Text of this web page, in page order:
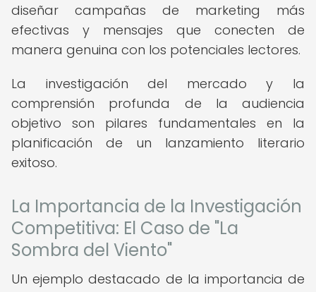
diseñar campañas de marketing más
efectivas y mensajes que conecten de
manera genuina con los potenciales lectores.
La investigación del mercado y la
comprensión profunda de la audiencia
objetivo son pilares fundamentales en la
planificación de un lanzamiento literario
exitoso.
La Importancia de la Investigación
Competitiva: El Caso de "La
Sombra del Viento"
Un ejemplo destacado de la importancia de